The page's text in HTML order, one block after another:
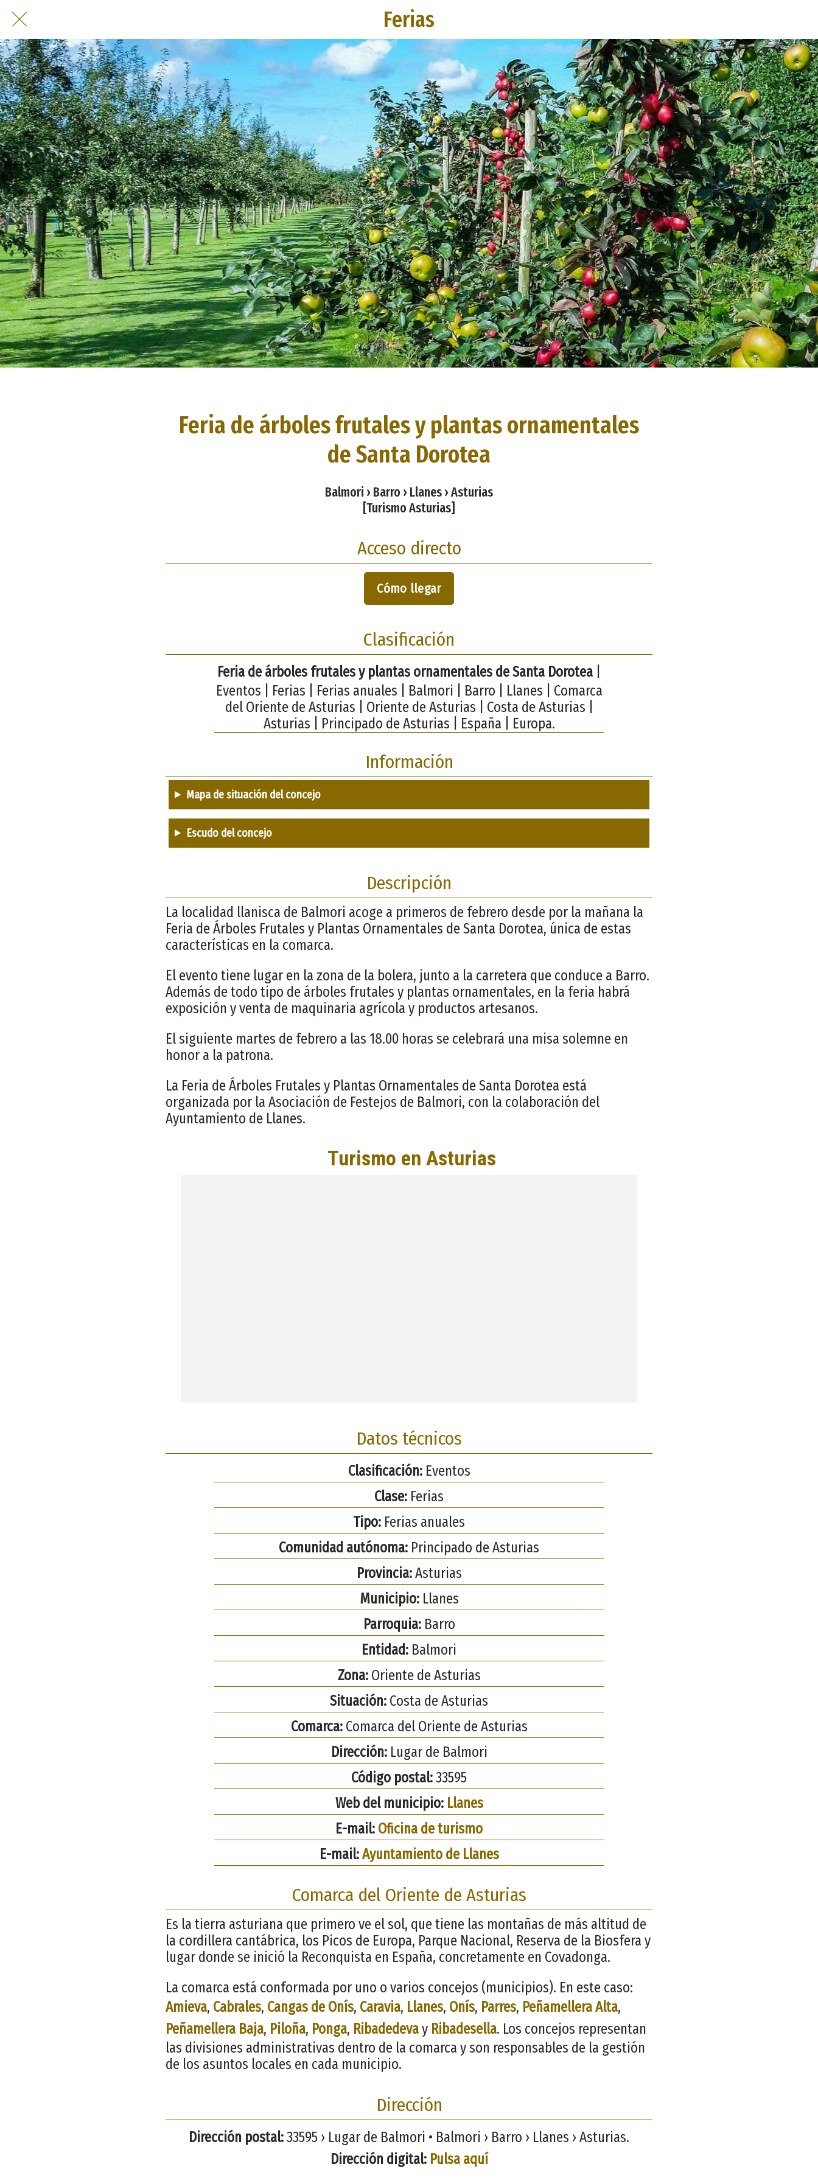
Ferias
Feria de árboles frutales y plantas ornamentales
de Santa Dorotea
Balmori › Barro › Llanes › Asturias
[Turismo Asturias]
Acceso directo
Cómo llegar
Clasificación
Feria de árboles frutales y plantas ornamentales de Santa Dorotea
Eventos | Ferias | Ferias anuales | Balmori | Barro | Llanes | Comarca
del Oriente de Asturias | Oriente de Asturias | Costa de Asturias |
Asturias | Principado de Asturias | España | Europa.
Información
Mapa de situación del concejo
Escudo del concejo
Descripción
La localidad llanisca de Balmori acoge a primeros de febrero desde por la mañana la
Feria de Árboles Frutales y Plantas Ornamentales de Santa Dorotea, única de estas
características en la comarca.
El evento tiene lugar en la zona de la bolera, junto a la carretera que conduce a Barro.
Además de todo tipo de árboles frutales y plantas ornamentales, en la feria habrá
exposición y venta de maquinaria agrícola y productos artesanos.
El siguiente martes de febrero a las 18.00 horas se celebrará una misa solemne en
honor a la patrona.
La Feria de Árboles Frutales y Plantas Ornamentales de Santa Dorotea está
organizada por la Asociación de Festejos de Balmori, con la colaboración del
Ayuntamiento de Llanes.
Datos técnicos
Clasificación:Eventos
Clase: Ferias
Tipo: Ferias anuales
Comunidad autónoma: Principado de Asturias
Provincia:Asturias
Municipio:Llanes
Parroquia:Barro
Entidad: Balmori
Zona:Oriente de Asturias
Situación: Costa de Asturias
Comarca:Comarca del Oriente de Asturias
Dirección:Lugar de Balmori
Código postal:33595
Web del municipio: Llanes
E-mail: Oficina de turismo
E-mail:Ayuntamiento de Llanes
Comarca del Oriente de Asturias
Es la tierra asturiana que primero ve el sol, que tiene las montañas de más altitud de
la cordillera cantábrica, los Picos de Europa, Parque Nacional, Reserva de la Biosfera y
lugar donde se inició la Reconquista en España, concretamente en Covadonga.
La comarca está conformada por uno o varios concejos (municipios). En este caso:
Amieva, Cabrales, Cangas de Onís, Caravia, Llanes, Onís, Parres, Peñamellera Alta,
Peñamellera Baja, Piloña, Ponga, Ribadedevay Ribadesella. Los concejos representan
las divisiones administrativas dentro de la comarca y son responsables de la gestión
de los asuntos locales en cada municipio.
Dirección
Dirección postal:33595 › Lugar de Balmori • Balmori › Barro › Llanes › Asturias.
Dirección digital: Pulsa aquí